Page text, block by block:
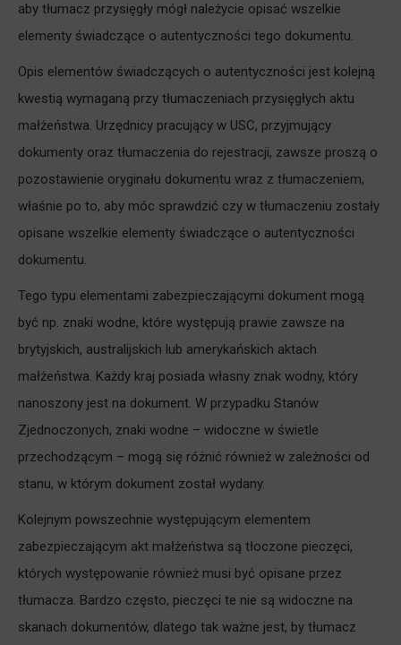
aby tłumacz przysięgły mógł należycie opisać wszelkie
elementy świadczące o autentyczności tego dokumentu.
Opis elementów świadczących o autentyczności jest kolejną
kwestią wymaganą przy tłumaczeniach przysięgłych aktu
małżeństwa. Urzędnicy pracujący w USC, przyjmujący
dokumenty oraz tłumaczenia do rejestracji, zawsze proszą o
pozostawienie oryginału dokumentu wraz z tłumaczeniem,
właśnie po to, aby móc sprawdzić czy w tłumaczeniu zostały
opisane wszelkie elementy świadczące o autentyczności
dokumentu.
Tego typu elementami zabezpieczającymi dokument mogą
być np. znaki wodne, które występują prawie zawsze na
brytyjskich, australijskich lub amerykańskich aktach
małżeństwa. Każdy kraj posiada własny znak wodny, który
nanoszony jest na dokument. W przypadku Stanów
Zjednoczonych, znaki wodne – widoczne w świetle
przechodzącym – mogą się różnić również w zależności od
stanu, w którym dokument został wydany.
Kolejnym powszechnie występującym elementem
zabezpieczającym akt małżeństwa są tłoczone pieczęci,
których występowanie również musi być opisane przez
tłumacza. Bardzo często, pieczęci te nie są widoczne na
skanach dokumentów, dlatego tak ważne jest, by tłumacz